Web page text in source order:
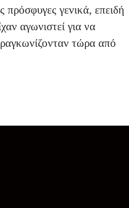
πρόσφυγες γενικά, επειδή
αγωνιστεί για να
τώρα από